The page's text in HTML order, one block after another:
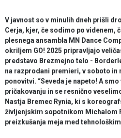
V javnost so v minulih dneh prišli
Cerja, kjer, če sodimo po videnem,
plesnega ansambla MN Dance
okriljem GO! 2025 pripravljajo
predstavo Brezmejno telo -
na razprodani premieri, v soboto in
ponovitvi. “Seveda je napeto! A
pričakovanju in se resnično
Nastja Bremec Rynia, ki s
življenjskim sopotnikom Michalom
preizkušanja meja med